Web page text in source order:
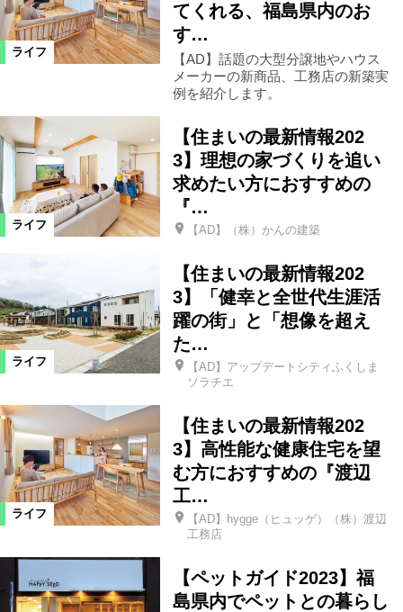
宮城県 新地町 三島町
川俣町 会津美里町
飯舘村 葛尾村 大熊町
富岡町 川内村 楢葉町
県南エリア 湯川村 大玉村
昭和村 南会津町 東京都
西郷村 小野町
白石市 山形県 米沢市
福島市郊外
ライフ
てくれる、福島県内のお
す…
【AD】話題の大型分譲地やハウス
メーカーの新商品、工務店の新築実
例を紹介します。
ライフ
【住まいの最新情報202
3】理想の家づくりを追い
求めたい方におすすめの
『…
【AD】（株）かんの建築
ライフ
【住まいの最新情報202
3】「健幸と全世代生涯活
躍の街」と「想像を超え
た…
【AD】アップデートシティふくしま
ソラチエ
ライフ
【住まいの最新情報202
3】高性能な健康住宅を望
む方におすすめの『渡辺
工…
【AD】hygge（ヒュッゲ）（株）渡辺
工務店
【ペットガイド2023】福
島県内でペットとの暮らし